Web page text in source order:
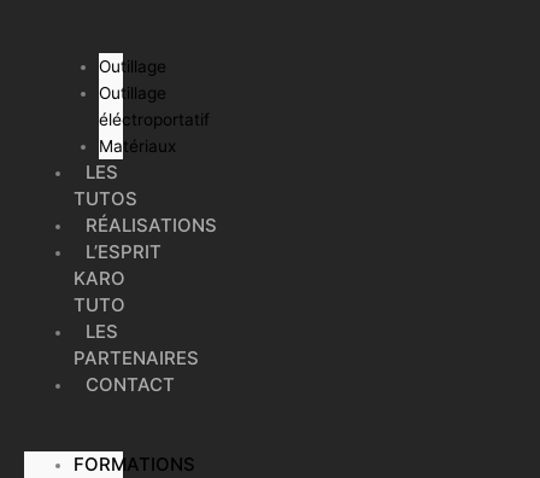
Outillage
Outillage
éléctroportatif
Matériaux
LES
TUTOS
RÉALISATIONS
L’ESPRIT
KARO
TUTO
LES
PARTENAIRES
CONTACT
FORMATIONS